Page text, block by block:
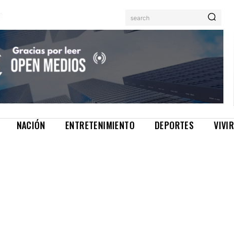
search
NACIÓN ENTRETENIMIENTO DEPORTES VIVIR